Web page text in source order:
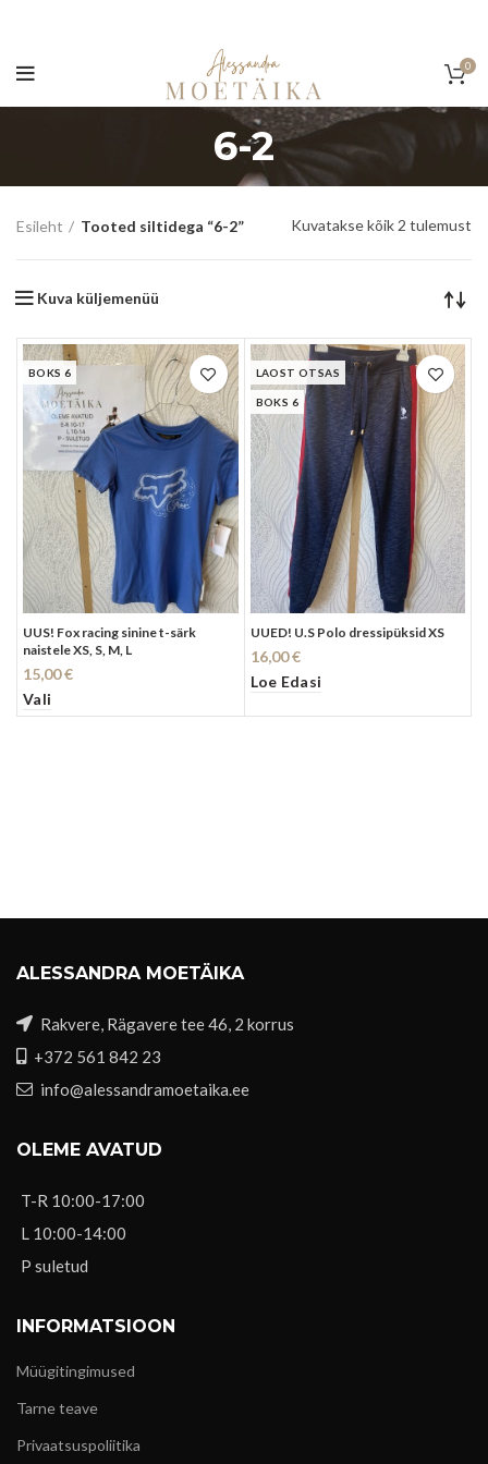
0
6-2
Esileht Tooted siltidega “6-2” Kuvatakse kõik 2 tulemust
Kuva küljemenüü
BOKS 6
UUS! Fox racing sinine t-särk
naistele XS, S, M, L
15,00€
Vali
LAOST OTSAS
BOKS 6
UUED! U.S Polo dressipüksid XS
16,00€
Loe Edasi
ALESSANDRA MOETÄIKA
Rakvere, Rägavere tee 46, 2 korrus
+372 561 842 23
info@alessandramoetaika.ee
OLEME AVATUD
T-R 10:00-17:00
L 10:00-14:00
P suletud
INFORMATSIOON
Müügitingimused
Tarne teave
Privaatsuspoliitika